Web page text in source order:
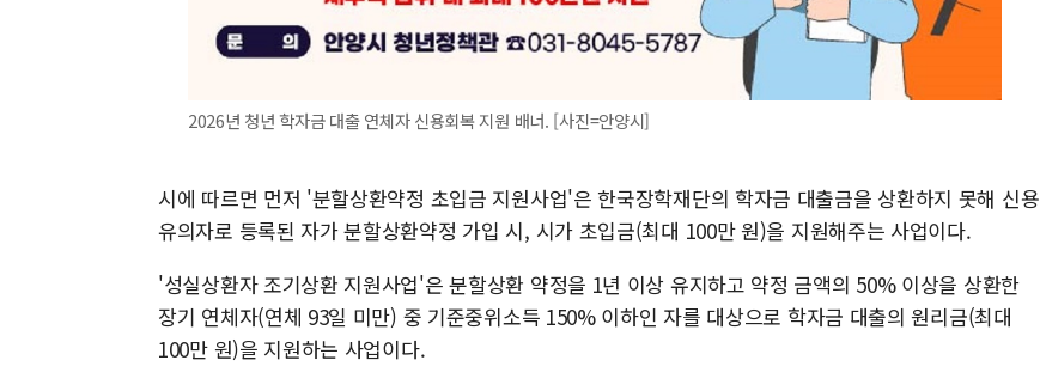
2026년 청년 학자금 대출 연체자 신용회복 지원 배너. [사진=안양시]
시에 따르면 먼저 '분할상환약정 초입금 지원사업'은 한국장학재단의 학자금 대출금을 상환하지 못해 신용
유의자로 등록된 자가 분할상환약정 가입 시, 시가 초입금(최대 100만 원)을 지원해주는 사업이다.
'성실상환자 조기상환 지원사업'은 분할상환 약정을 1년 이상 유지하고 약정 금액의 50% 이상을 상환한
장기 연체자(연체 93일 미만) 중 기준중위소득 150% 이하인 자를 대상으로 학자금 대출의 원리금(최대
100만 원)을 지원하는 사업이다.